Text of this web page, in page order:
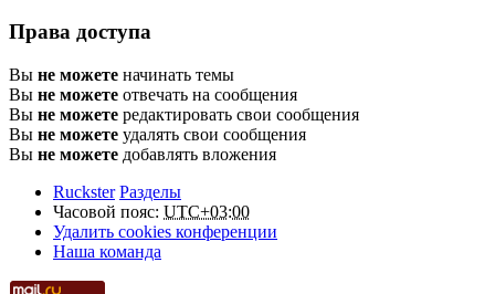
Права доступа
Вы не можете начинать темы
Вы не можете отвечать на сообщения
Вы не можете редактировать свои сообщения
Вы не можете удалять свои сообщения
Вы не можете добавлять вложения
Ruckster Разделы
Часовой пояс: UTC+03:00
Удалить cookies конференции
Наша команда